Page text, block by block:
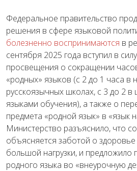
Федеральное правительство
решения в сфере языковой
болезненно воспринимаются в
сентября 2025 года вступил в
просвещения о сокращении
«родных» языков (с 2 до 1 часа в
русскоязычных школах, с 3 до 2 в
языками обучения), а также о
предмета «родной язык» в «язык
Министерство разъяснило, что
объясняется заботой о
большой нагрузки, и предложило
родного языка во «внеурочную